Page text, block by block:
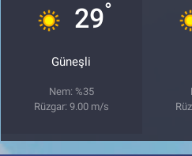
29°
Güneşli
Nem: %35
Rüzgar: 9.00 m/s